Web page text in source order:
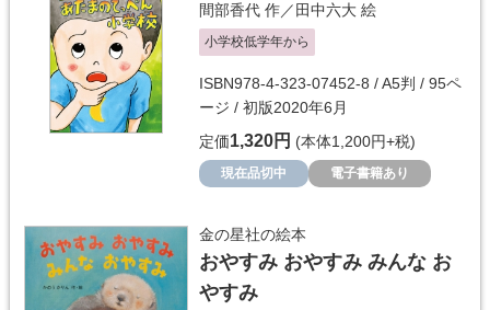
間部香代 作／ 田中六大 絵
小学校低学年から
ISBN978-4-323-07452-8 / A5判 / 95ペ
ージ / 初版2020年6月
定価1,320円 (本体1,200円+税)
現在品切中 電子書籍あり
金の星社の絵本
おやすみ おやすみ みんな お
やすみ